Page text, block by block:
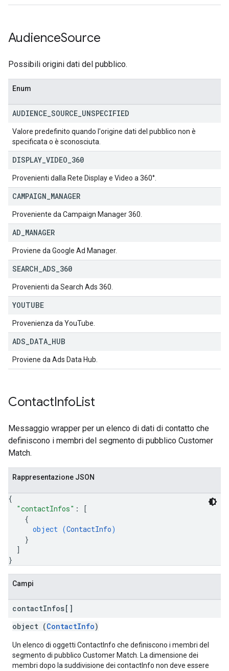
AudienceSource
Possibili origini dati del pubblico.
Enum
AUDIENCE SOURCE UNSPECIFIED
Valore predefinito quando l'origine dati del pubblico non è
specificata o è sconosciuta.
DISPLAY VIDEO 360
Provenienti dalla Rete Display e Video a 360°.
CAMPAIGN MANAGER
Proveniente da Campaign Manager 360.
AD MANAGER
Proviene da Google Ad Manager.
SEARCH ADS 360
Provenienti da Search Ads 360.
YOUTUBE
Provenienza da YouTube.
ADS DATA HUB
Proviene da Ads Data Hub.
ContactInfoList
Messaggio wrapper per un elenco di dati di contatto che
definiscono i membri del segmento di pubblico Customer
Match.
Rappresentazione JSON
{
"contactInfos" :
[
{
object (ContactInfo)
}
]
}
Campi
contactInfos[]
object (ContactInfo)
Un elenco di oggetti ContactInfo che definiscono i membri del
segmento di pubblico Customer Match. La dimensione dei
membri dopo la suddivisione dei contactInfo non deve essere